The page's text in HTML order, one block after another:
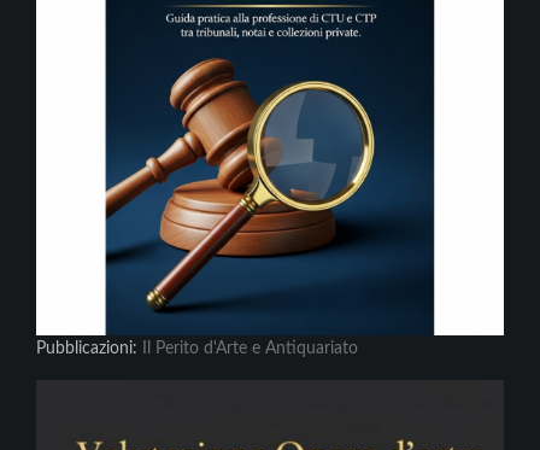
Pubblicazioni: Il Perito d'Arte e Antiquariato